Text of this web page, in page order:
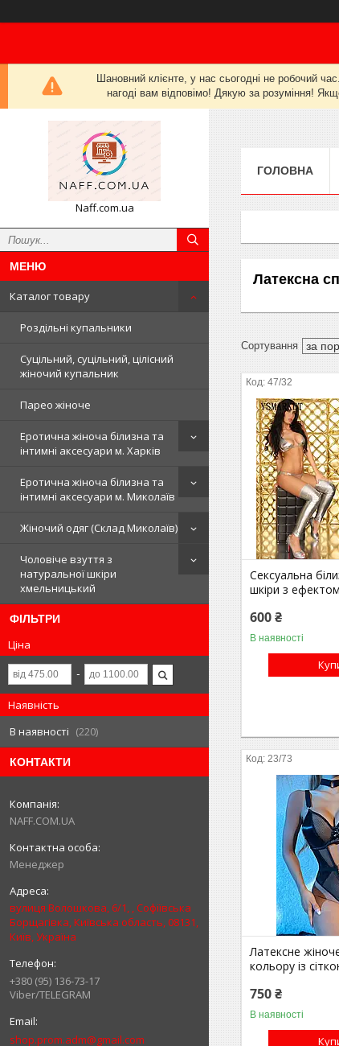
Шановний клієнте, у нас сьогодні не робочий
нагоді вам відповімо! Дякую за розуміння!
Naff.com.ua
Каталог товару
Роздільні купальники
Суцільний, суцільний, цілісний
жіночий купальник
Парео жіноче
Еротична жіноча білизна та
інтимні аксесуари м. Харків
Еротична жіноча білизна та
інтимні аксесуари м. Миколаїв
Жіночий одяг (Склад Миколаїв)
Чоловіче взуття з
натуральної шкіри
хмельницький
ФІЛЬТРИ
Ціна
Наявність
В наявності
220
КОНТАКТИ
NAFF.COM.UA
Менеджер
вулиця Волошкова, 6/1, , Софіївська
Борщагівка, Київська область, 08131,
Київ, Україна
+380 (95) 136-73-17
Viber/TELEGRAM
shop.prom.adm@gmail.com
ГОЛОВНА
Латексна
47/32
Сексуальна
шкіри з
600 ₴
В наявності
23/73
Латексне
кольору із
750 ₴
В наявності